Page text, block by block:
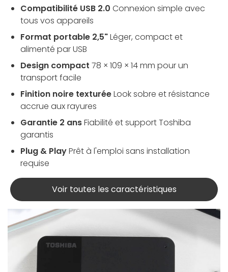
Compatibilité USB 2.0 Connexion simple avec
tous vos appareils
Format portable 2,5"Léger, compact et
alimenté par USB
Design compact 78 × 109 × 14 mm pour un
transport facile
Finition noire texturéeLook sobre et résistance
accrue aux rayures
Garantie 2 ansFiabilité et support Toshiba
garantis
Plug & PlayPrêt à l'emploi sans installation
requise
Voir toutes les caractéristiques